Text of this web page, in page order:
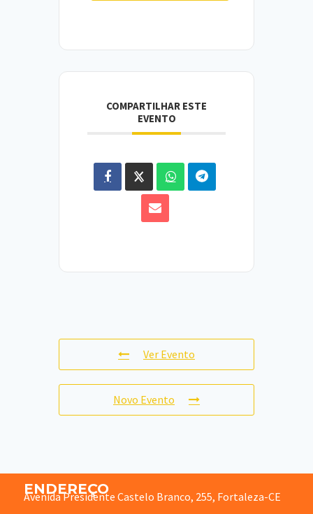
COMPARTILHAR ESTE
EVENTO
Ver Evento
Novo Evento
ENDEREÇO
Avenida Presidente Castelo Branco, 255, Fortaleza-CE